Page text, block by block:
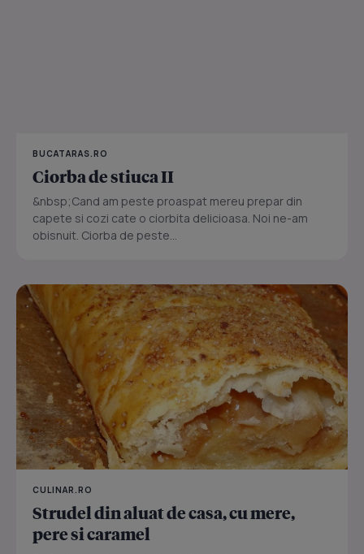
BUCATARAS.RO
Ciorba de stiuca II
&nbsp;Cand am peste proaspat mereu prepar din
capete si cozi cate o ciorbita delicioasa. Noi ne-am
obisnuit. Ciorba de peste...
CULINAR.RO
Strudel din aluat de casa, cu mere,
pere si caramel